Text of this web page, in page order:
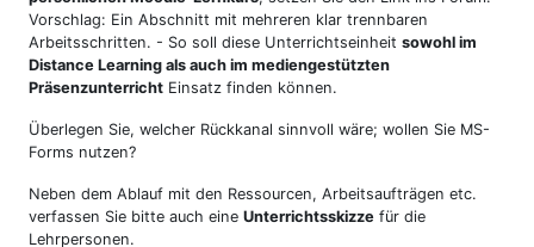
Vorschlag: Ein Abschnitt mit mehreren klar trennbaren
Arbeitsschritten. - So soll diese Unterrichtseinheit sowohl im
Distance Learning als auch im mediengestützten
Präsenzunterricht Einsatz finden können.
Überlegen Sie, welcher Rückkanal sinnvoll wäre; wollen Sie MS-
Forms nutzen?
Neben dem Ablauf mit den Ressourcen, Arbeitsaufträgen etc.
verfassen Sie bitte auch eine Unterrichtsskizze für die
Lehrpersonen.